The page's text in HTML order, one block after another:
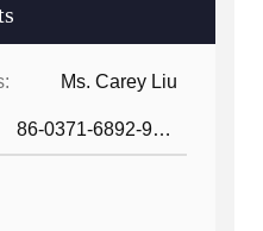
Ms. Carey Liu
86-0371-6892-9024